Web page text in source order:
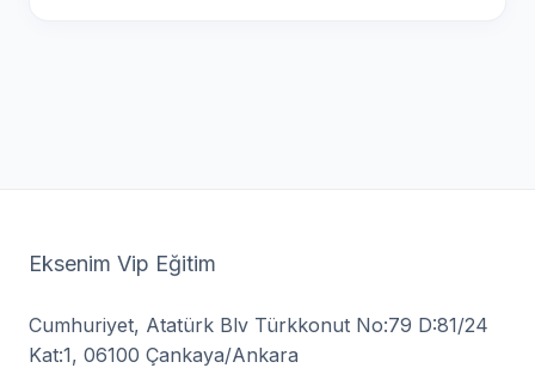
Eksenim Vip Eğitim
Cumhuriyet, Atatürk Blv Türkkonut No:79 D:81/24
Kat:1, 06100 Çankaya/Ankara